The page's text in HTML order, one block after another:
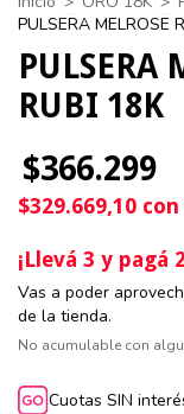
PULSERA MELROSE
PULSERA
RUBI 18K
$366.299
$329.669,10 con
¡Llevá 3 y pagá
Vas a poder
de la tienda.
No acumulable con
Cuotas SIN